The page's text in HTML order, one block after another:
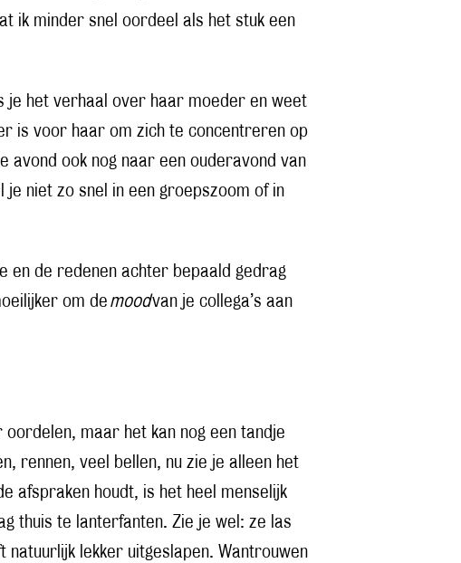
ik minder snel oordeel als het stuk een
je het verhaal over haar moeder en weet
is voor haar om zich te concentreren op
avond ook nog naar een ouderavond van
niet zo snel in een groepszoom of in
en de redenen achter bepaald gedrag
om de moodvan je collega’s aan
maar het kan nog een tandje
rennen, veel bellen, nu zie je alleen het
afspraken houdt, is het heel menselijk
thuis te lanterfanten. Zie je wel: ze las
natuurlijk lekker uitgeslapen. Wantrouwen